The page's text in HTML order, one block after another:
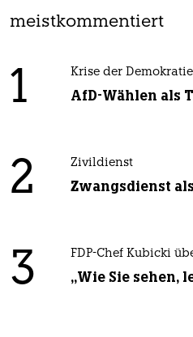
meistkommentiert
1 Krise der Demokratie
AfD-Wählen als
2 Zivildienst
Zwangsdienst
3 FDP-Chef Kubicki
„Wie Sie sehen,